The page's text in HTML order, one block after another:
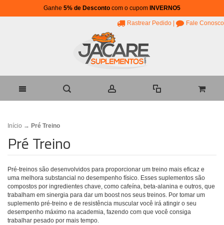
Ganhe 5% de Desconto com o cupom INVERNO5
Rastrear Pedido Fale Conosco
Início → Pré Treino
Pré Treino
Pré-treinos são desenvolvidos para proporcionar um treino mais eficaz e
uma melhora substancial no desempenho físico. Esses suplementos são
compostos por ingredientes chave, como cafeína, beta-alanina e outros, que
trabalham em sinergia para dar um boost nos seus treinos. Por tomar um
suplemento pré-treino e de resistência muscular você irá atingir o seu
desempenho máximo na academia, fazendo com que você consiga
trabalhar pesado por mais tempo.